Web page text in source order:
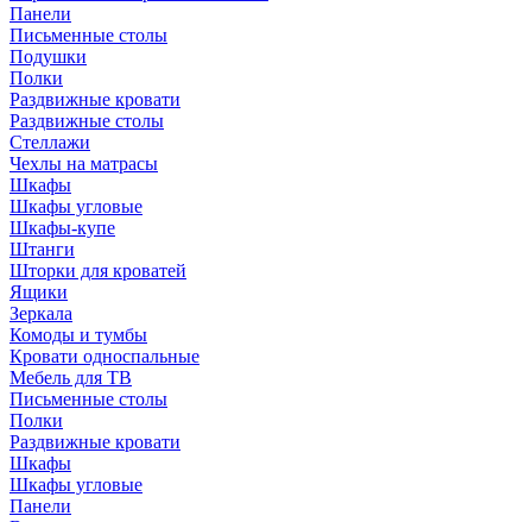
Панели
Письменные столы
Подушки
Полки
Раздвижные кровати
Раздвижные столы
Стеллажи
Чехлы на матрасы
Шкафы
Шкафы угловые
Шкафы-купе
Штанги
Шторки для кроватей
Ящики
Зеркала
Комоды и тумбы
Кровати односпальные
Мебель для ТВ
Письменные столы
Полки
Раздвижные кровати
Шкафы
Шкафы угловые
Панели